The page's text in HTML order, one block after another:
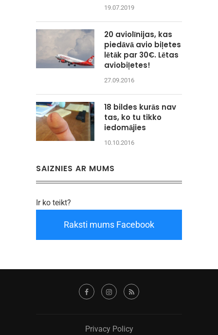
19.07.2019
20 aviolīnijas, kas
piedāvā avio biļetes
lētāk par 30€. Lētas
aviobiļetes!
27.09.2016
18 bildes kurās nav
tas, ko tu tikko
iedomājies
10.10.2016
SAIZNIES AR MUMS
Ir ko teikt?
Raksti mums Facebook
Privacy Policy